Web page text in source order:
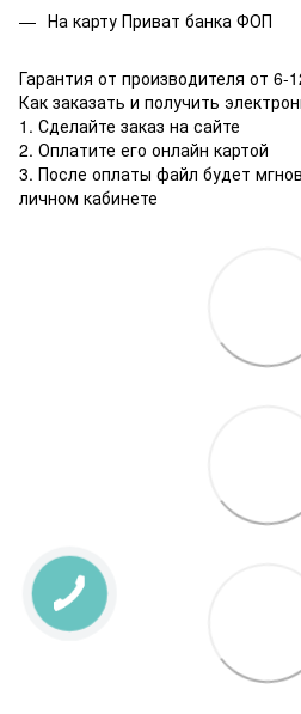
На карту Приват банка ФОП
Гарантия от производителя от 6-
Как заказать и получить
1. Сделайте заказ на сайте
2. Оплатите его онлайн картой
3. После оплаты файл будет
личном кабинете